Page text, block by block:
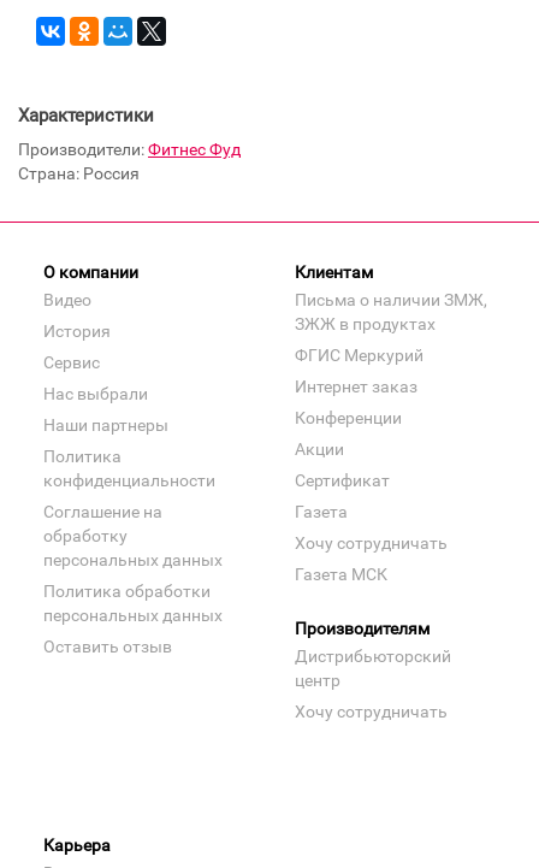
Характеристики
Производители:Фитнес Фуд
Страна: Россия
О компании
Видео
История
Сервис
Нас выбрали
Наши партнеры
Политика
конфиденциальности
Соглашение на
обработку
персональных данных
Политика обработки
персональных данных
Оставить отзыв
Клиентам
Письма о наличии ЗМЖ,
ЗЖЖ в продуктах
ФГИС Меркурий
Интернет заказ
Конференции
Акции
Сертификат
Газета
Хочу сотрудничать
Газета МСК
Производителям
Дистрибьюторский
центр
Хочу сотрудничать
Карьера